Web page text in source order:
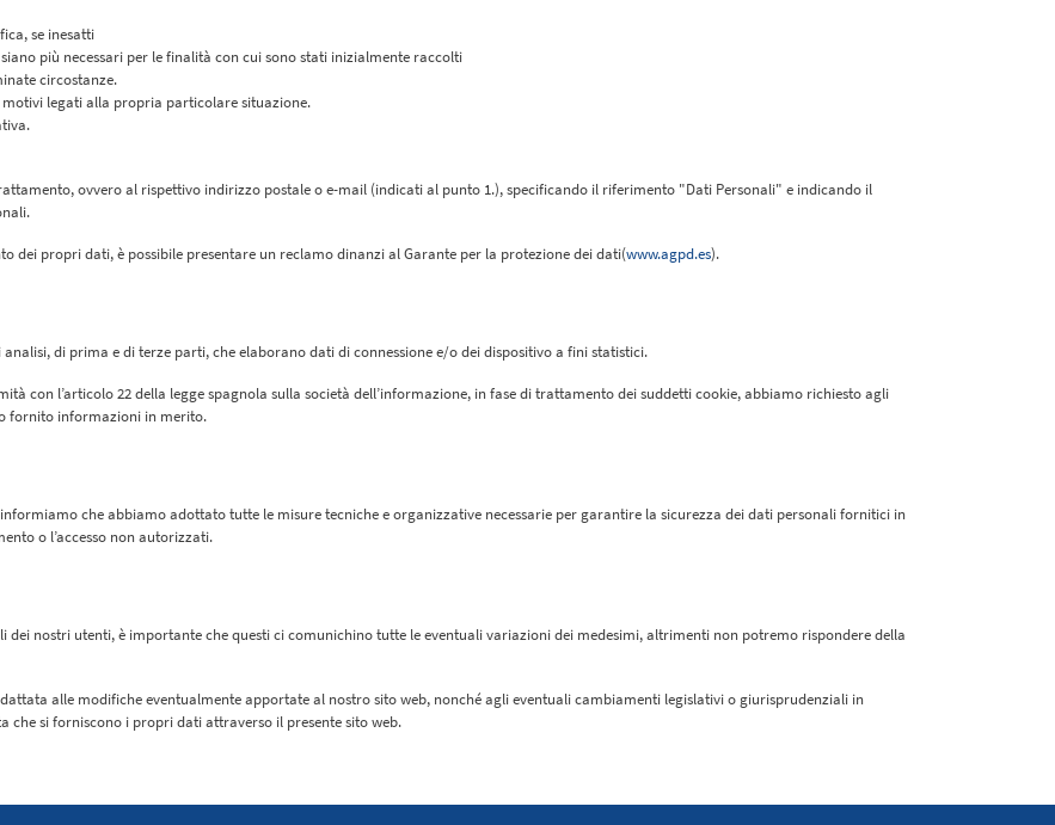
se inesatti
più necessari per le finalità con cui sono stati inizialmente raccolti
circostanze.
legati alla propria particolare situazione.
ovvero al rispettivo indirizzo postale o e-mail (indicati al punto 1.), specificando il riferimento "Dati Personali" e indicando il
dei propri dati, è possibile presentare un reclamo dinanzi al Garante per la protezione dei dati(www.agpd.es).
di prima e di terze parti, che elaborano dati di connessione e/o dei dispositivo a fini statistici.
con l’articolo 22 della legge spagnola sulla società dell’informazione, in fase di trattamento dei suddetti cookie, abbiamo richiesto agli
fornito informazioni in merito.
che abbiamo adottato tutte le misure tecniche e organizzative necessarie per garantire la sicurezza dei dati personali fornitici in
o l’accesso non autorizzati.
nostri utenti, è importante che questi ci comunichino tutte le eventuali variazioni dei medesimi, altrimenti non potremo rispondere della
alle modifiche eventualmente apportate al nostro sito web, nonché agli eventuali cambiamenti legislativi o giurisprudenziali in
che si forniscono i propri dati attraverso il presente sito web.